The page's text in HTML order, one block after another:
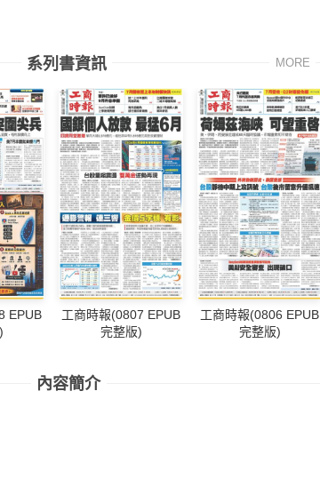
系列書資訊 MORE
EPUB
工商時報(0807 EPUB
完整版)
工商時報(0806 EPUB
完整版)
內容簡介